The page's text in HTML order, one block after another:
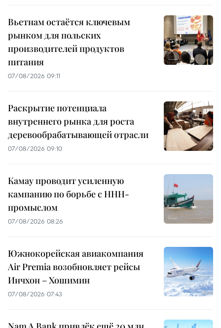
Вьетнам остаётся ключевым
рынком для польских
производителей продуктов
питания
07/08/2026 09:11
Раскрытие потенциала
внутреннего рынка для роста
деревообрабатывающей отрасли
07/08/2026 09:10
Камау проводит усиленную
кампанию по борьбе с ННН-
промыслом
07/08/2026 08:26
Южнокорейская авиакомпания
Air Premia возобновляет рейсы
Инчхон – Хошимин
07/08/2026 07:43